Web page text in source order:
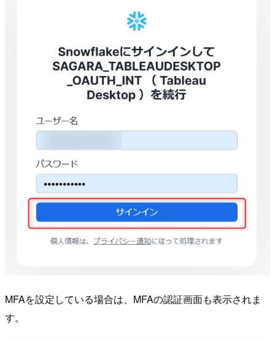
MFAを設定している場合は、MFAの認証画面も表示されま
す。